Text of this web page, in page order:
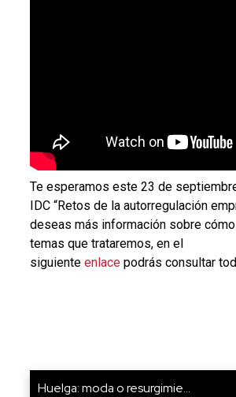
Te esperamos este 23 de
IDC “Retos de la autorregulación
deseas más información sobre
temas que trataremos, en el
siguiente enlacepodrás consultar
Huelga: moda o resurgimie...